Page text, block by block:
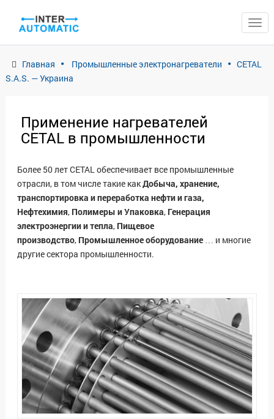
Главная Промышленные электронагреватели
CETAL
S.A.S. — Украина
Применение нагревателей
CETAL в промышленности
Более 50 лет CETAL обеспечивает все промышленные
отрасли, в том числе такие какДобыча, хранение,
транспортировка и переработка нефти и газа,
Нефтехимия, Полимеры и Упаковка, Генерация
электроэнергии и тепла, Пищевое
производство, Промышленное оборудование … и многие
другие сектора промышленности.
ЗАКРЫТЬ